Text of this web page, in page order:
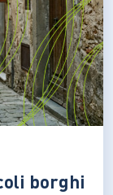
borghi